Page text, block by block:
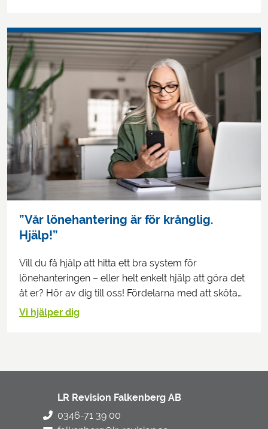
”Vår lönehantering är för krånglig.
Hjälp!”
Vill du få hjälp att hitta ett bra system för
lönehanteringen – eller helt enkelt hjälp att göra det
åt er? Hör av dig till oss! Fördelarna med att sköta…
Vi hjälper dig
LR Revision Falkenberg AB
0346-71 39 00